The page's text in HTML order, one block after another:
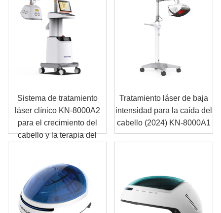
Sistema de tratamiento
láser clínico KN-8000A2
para el crecimiento del
cabello y la terapia del
Tratamiento láser de baja
intensidad para la caída del
cabello (2024) KN-8000A1